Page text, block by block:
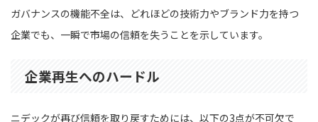
ガバナンスの機能不全は、どれほどの技術力やブランド力を持つ
企業でも、一瞬で市場の信頼を失うことを示しています。
企業再生へのハードル
ニデックが再び信頼を取り戻すためには、以下の3点が不可欠で